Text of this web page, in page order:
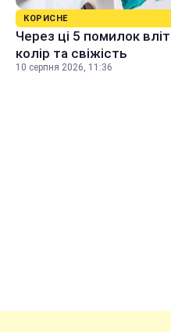
КОРИСНЕ
Через ці 5 помилок
колір та свіжість
10 серпня 2026, 11:36